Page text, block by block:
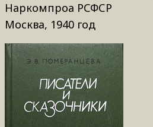
Наркомпроа РСФСР
Москва, 1940 год